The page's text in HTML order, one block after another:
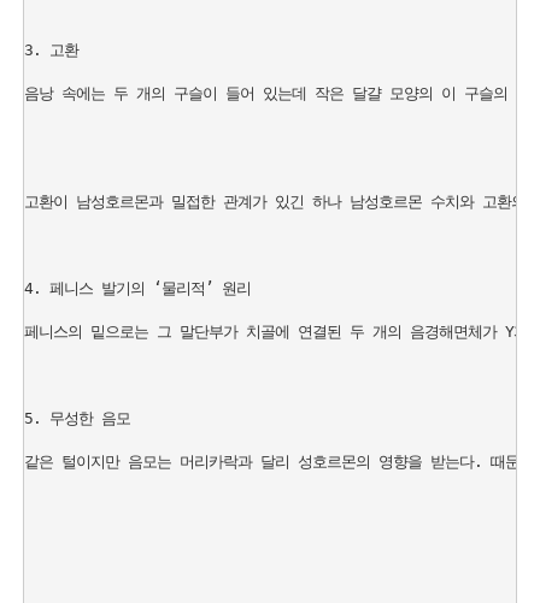
3. 고환
음낭 속에는 두 개의 구슬이 들어 있는데 작은 달걀 모양의 이 구슬의
고환이 남성호르몬과 밀접한 관계가 있긴 하나 남성호르몬 수치와 고환
4. 페니스 발기의 ‘물리적’ 원리
페니스의 밑으로는 그 말단부가 치골에 연결된 두 개의 음경해면체가 Y
5. 무성한 음모
같은 털이지만 음모는 머리카락과 달리 성호르몬의 영향을 받는다. 때문